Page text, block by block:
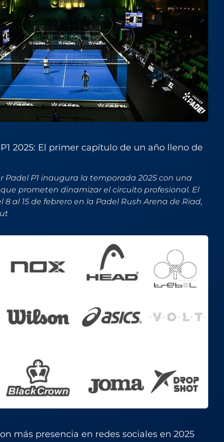
2025: El primer capítulo de un año lleno de
Padel P1 inaugura la temporada 2025 con una
prometen dinamizar el circuito profesional. El
8 al 15 de febrero en la Padel Rush Arena de Riad,
más presencia en redes sociales en 2025